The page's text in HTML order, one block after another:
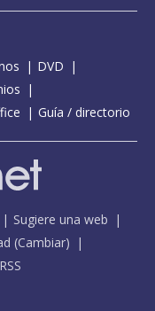
DVD
Guía / directorio
Sugiere una web
(Cambiar)
RSS